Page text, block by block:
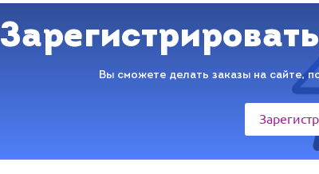
Вы сможете делать заказы на сайте,